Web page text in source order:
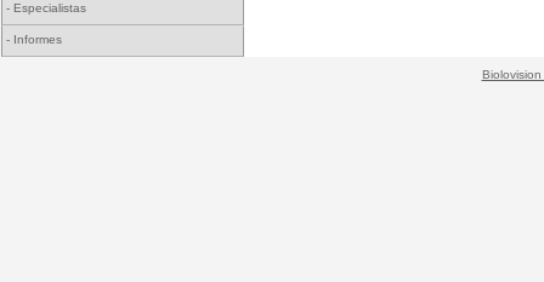
- Especialistas
- Informes
Biolovision